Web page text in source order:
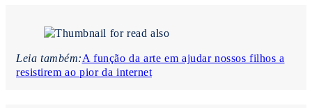
Leia também:A função da arte em ajudar nossos filhos a
resistirem ao pior da internet